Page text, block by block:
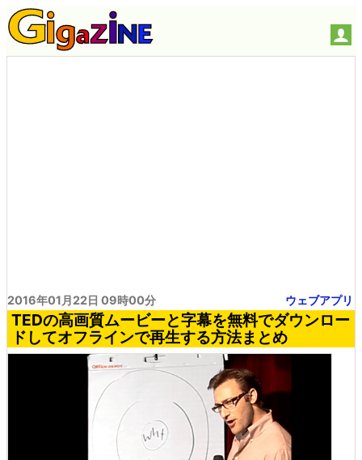
2016年01月22日 09時00分 ウェブアプリ
TEDの高画質ムービーと字幕を無料でダウンロー
ドしてオフラインで再生する方法まとめ